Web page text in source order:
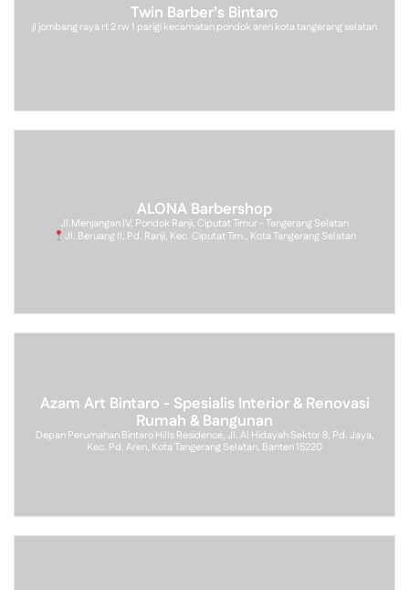
Twin Barber’s Bintaro
jl jombang raya rt 2 rw 1 parigi kecamatan pondok aren kota tangerang selatan
ALONA Barbershop
Jl.Menjangan IV, Pondok Ranji, Ciputat Timur - Tangerang Selatan
Jl. Beruang II, Pd. Ranji, Kec. Ciputat Tim., Kota Tangerang Selatan
Azam Art Bintaro - Spesialis Interior & Renovasi
Rumah & Bangunan
Depan Perumahan Bintaro Hills Residence, Jl. Al Hidayah Sektor 8, Pd. Jaya,
Kec. Pd. Aren, Kota Tangerang Selatan, Banten 15220